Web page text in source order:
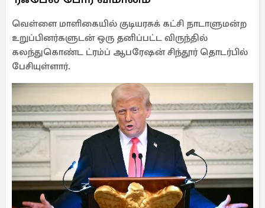
வெள்ளை மாளிகையில் குடியரசுக் கட்சி நாடாளுமன்ற
உறுப்பினர்களுடன் ஒரு தனிப்பட்ட விருந்தில்
கலந்துகொண்ட ட்ரம்ப் ஆபரேஷன் சிந்தூர் தொடர்பில்
பேசியுள்ளார்.